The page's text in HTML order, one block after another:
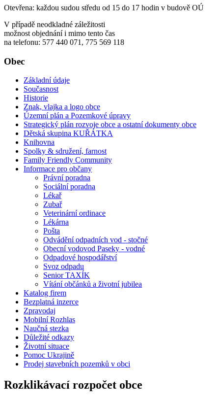
Otevřena: každou sudou středu od 15 do 17 hodin v budově OÚ
V případě neodkladné záležitosti
možnost objednání i mimo tento čas
na telefonu: 577 440 071, 775 569 118
Obec
Základní údaje
Současnost
Historie
Znak, vlajka a logo obce
Územní plán a Pozemkové úpravy
Strategický plán rozvoje obce a ostatní dokumenty obce
Dětská skupina KUŘÁTKA
Knihovna
Spolky & sdružení, farnost
Family Friendly Community
Informace pro občany
Právní poradna
Sociální poradna
Lékař
Zubař
Veterinární ordinace
Lékárna
Pošta
Odvádění odpadních vod - stočné
Obecní vodovod Paseky - vodné
Odpadové hospodářství
Svoz odpadu
Senior TAXÍK
Vítání občánků a životní jubilea
Katalog firem
Bezplatná inzerce
Zpravodaj
Mobilní Rozhlas
Naučná stezka
Důležité odkazy
Životní situace
Pomoc Ukrajině
Prodej stavebních pozemků v obci
Rozklikávací rozpočet obce